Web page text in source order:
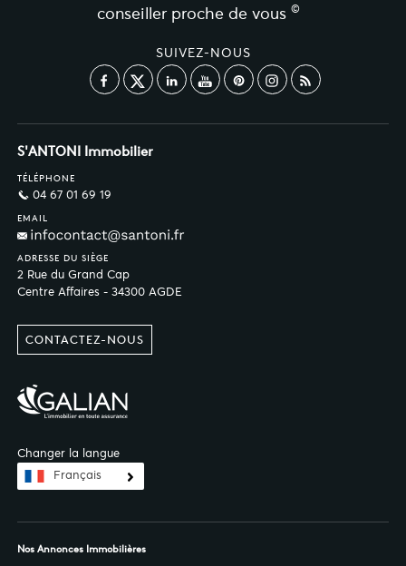
conseiller proche de vous ©
SUIVEZ-NOUS
S'ANTONI Immobilier
TÉLÉPHONE
04 67 01 69 19
EMAIL
ADRESSE DU SIÈGE
2 Rue du Grand Cap
Centre Affaires - 34300 AGDE
CONTACTEZ-NOUS
Changer la langue
Français
Nos Annonces Immobilières